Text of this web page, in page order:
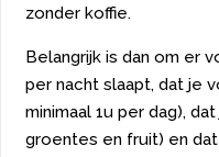
zonder koffie.
Belangrijk is dan om er
per nacht slaapt, dat je
minimaal 1u per dag),
groentes en fruit) en